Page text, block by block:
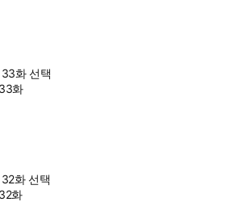
화 선택
화
화 선택
화